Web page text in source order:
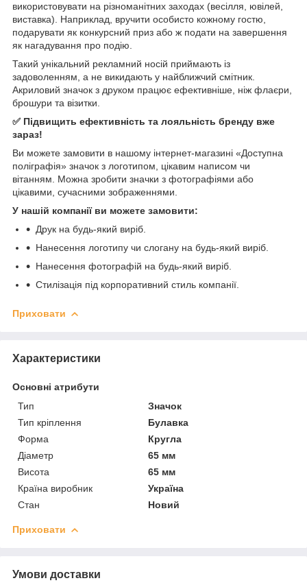
використовувати на різноманітних заходах (весілля, ювілей,
виставка). Наприклад, вручити особисто кожному гостю,
подарувати як конкурсний приз або ж подати на завершення
як нагадування про подію.
Такий унікальний рекламний носій приймають із
задоволенням, а не викидають у найближчий смітник.
Акриловий значок з друком працює ефективніше, ніж флаєри,
брошури та візитки.
✅ Підвищить ефективність та лояльність бренду вже
зараз!
Ви можете замовити в нашому інтернет-магазині «Доступна
поліграфія» значок з логотипом, цікавим написом чи
вітанням. Можна зробити значки з фотографіями або
цікавими, сучасними зображеннями.
У нашій компанії ви можете замовити:
Друк на будь-який виріб.
Нанесення логотипу чи слогану на будь-який виріб.
Нанесення фотографій на будь-який виріб.
Стилізація під корпоративний стиль компанії.
Приховати
Характеристики
Основні атрибути
Тип
Значок
Тип кріплення
Булавка
Форма
Кругла
Діаметр
65 мм
Висота
65 мм
Країна виробник
Україна
Стан
Новий
Приховати
Умови доставки